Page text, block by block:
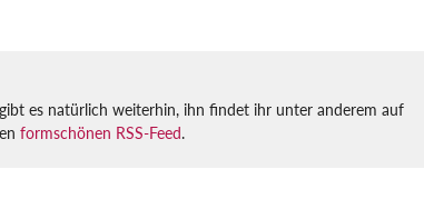
es natürlich weiterhin, ihn findet ihr unter anderem auf
formschönen RSS-Feed.